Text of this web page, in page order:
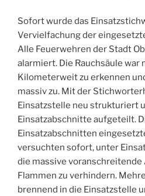
Sofort wurde das
Vervielfachung der
Alle Feuerwehren der Stadt
alarmiert. Die Rauchsäule
Kilometerweit zu erkennen
massiv zu. Mit der
Einsatzstelle neu strukturiert
Einsatzabschnitte aufgeteilt.
Einsatzabschnitten
versuchten sofort, unter
die massive
Flammen zu verhindern.
brennend in die Einsatzstelle